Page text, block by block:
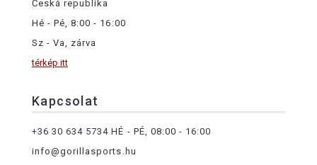
Česká republika
Hé - Pé, 8:00 - 16:00
Sz - Va, zárva
térkép itt
Kapcsolat
+36 30 634 5734 HÉ - PÉ, 08:00 - 16:00
info@gorillasports.hu